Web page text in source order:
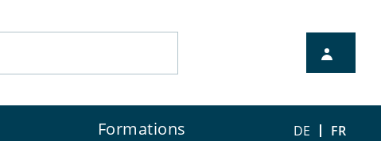
Formations DE FR